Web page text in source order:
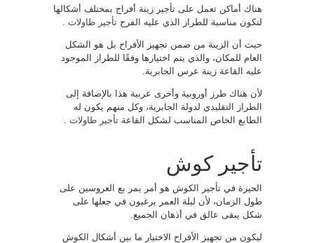
هناك أماكن تعمل على تأجير زينة أفراح بمختلف أشكالها
لتكون مناسبة للطراز الذي عليه الفرح تأجير طاولات
حيث أن الزينة من ضمن تجهيز الأفراح بل هو الشكل
العام للمكان، والذي يتم اختيارها وفقًا للطراز الموجود
عليه القاعة زينة عرس الجابرية.
لأن هناك طرز أوروبية وأخرى عربية هذا بالإضافة إلى
الطراز التقليدي لدولة الجابرية، وكل منهم يكون له
الطابع الخاص المناسب لشكل القاعة تأجير طاولات
تأجير كوش
الحيرة في تأجير الكوش هو أمر يمر بع العروسين على
طول الزمان، لأن ليلة العمر يرغبون في جعلها على
شكل يبقى عالق في أذهان الجميع.
ليكون من تجهيز الأفراح الاختيار ما بين أشكال الكوش